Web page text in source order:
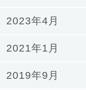
2023年4月
2021年1月
2019年9月